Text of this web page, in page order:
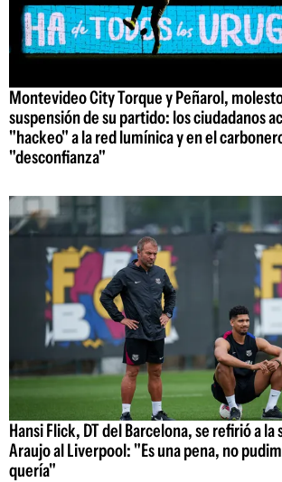
Montevideo City Torque y Peñarol,
suspensión de su partido: los ciudadanos
"hackeo" a la red lumínica y en el
"desconfianza"
Hansi Flick, DT del Barcelona, se refirió a la
Araujo al Liverpool: "Es una pena, no
quería"